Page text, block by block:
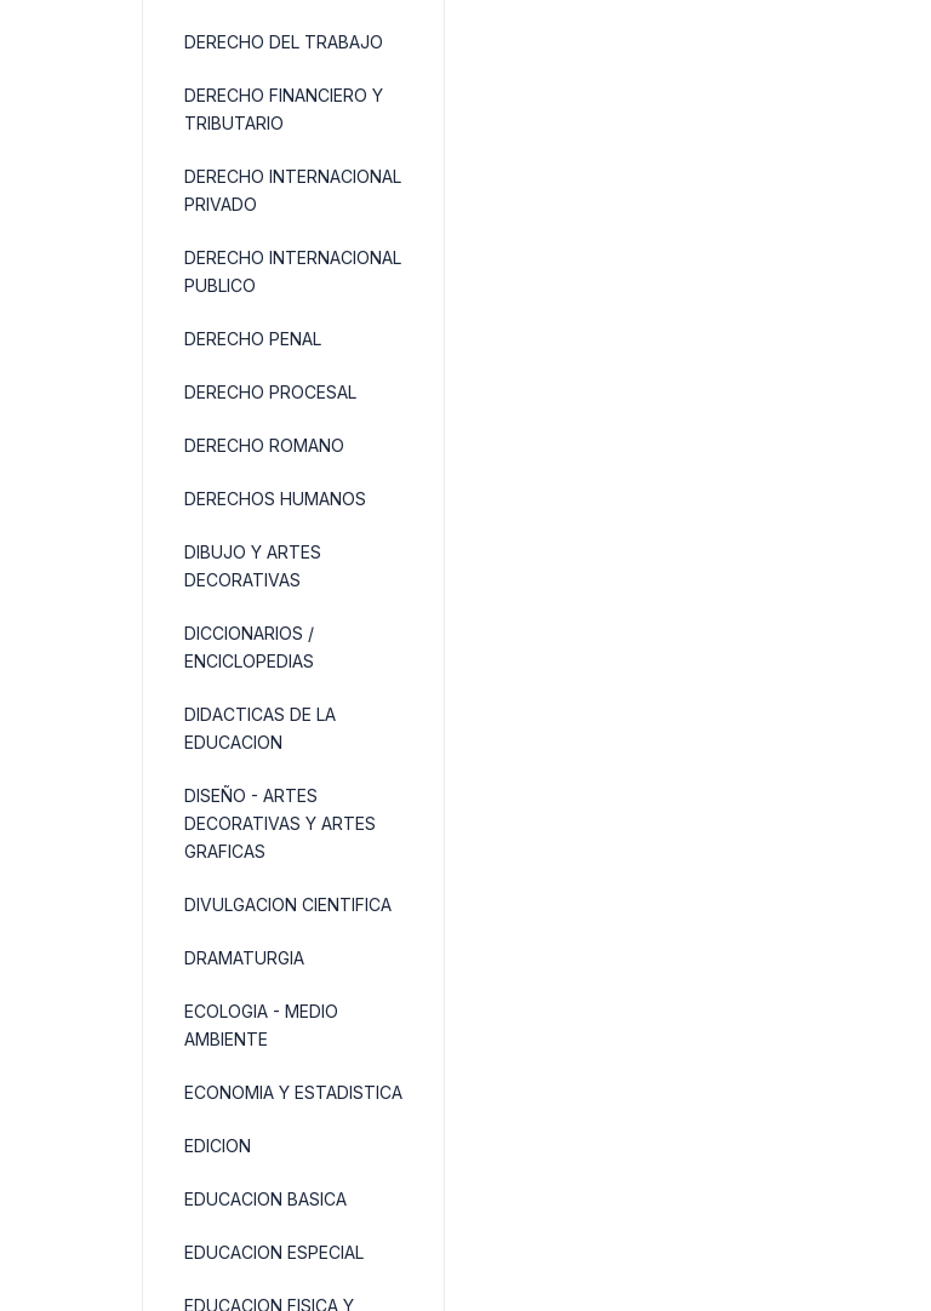
DERECHO DEL TRABAJO
DERECHO FINANCIERO Y
TRIBUTARIO
DERECHO INTERNACIONAL
PRIVADO
DERECHO INTERNACIONAL
PUBLICO
DERECHO PENAL
DERECHO PROCESAL
DERECHO ROMANO
DERECHOS HUMANOS
DIBUJO Y ARTES
DECORATIVAS
DICCIONARIOS /
ENCICLOPEDIAS
DIDACTICAS DE LA
EDUCACION
DISEÑO - ARTES
DECORATIVAS Y ARTES
GRAFICAS
DIVULGACION CIENTIFICA
DRAMATURGIA
ECOLOGIA - MEDIO
AMBIENTE
ECONOMIA Y ESTADISTICA
EDICION
EDUCACION BASICA
EDUCACION ESPECIAL
EDUCACION FISICA Y